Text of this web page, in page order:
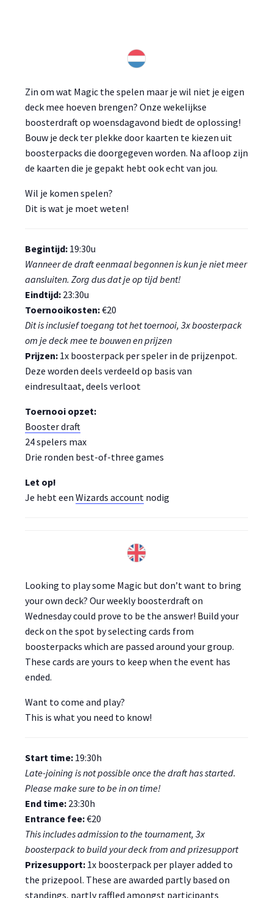
Zin om wat Magic the spelen maar je wil niet je eigen
deck mee hoeven brengen? Onze wekelijkse
boosterdraft op woensdagavond biedt de oplossing!
Bouw je deck ter plekke door kaarten te kiezen uit
boosterpacks die doorgegeven worden. Na afloop zijn
de kaarten die je gepakt hebt ook echt van jou.
Wil je komen spelen?
Dit is wat je moet weten!
Begintijd: 19:30u
Wanneer de draft eenmaal begonnen is kun je niet meer
aansluiten. Zorg dus dat je op tijd bent!
Eindtijd: 23:30u
Toernooikosten:€20
Dit is inclusief toegang tot het toernooi, 3x boosterpack
om je deck mee te bouwen en prijzen
Prijzen: 1x boosterpack per speler in de prijzenpot.
Deze worden deels verdeeld op basis van
eindresultaat, deels verloot
Toernooi opzet:
Booster draft
24 spelers max
Drie ronden best-of-three games
Let op!
Je hebt een Wizards account nodig
Looking to play some Magic but don’t want to bring
your own deck? Our weekly boosterdraft on
Wednesday could prove to be the answer! Build your
deck on the spot by selecting cards from
boosterpacks which are passed around your group.
These cards are yours to keep when the event has
ended.
Want to come and play?
This is what you need to know!
Start time: 19:30h
Late-joining is not possible once the draft has started.
Please make sure to be in on time!
End time: 23:30h
Entrance fee:€20
This includes admission to the tournament, 3x
boosterpack to build your deck from and prizesupport
Prizesupport: 1x boosterpack per player added to
the prizepool. These are awarded partly based on
standings, partly raffled amongst participants